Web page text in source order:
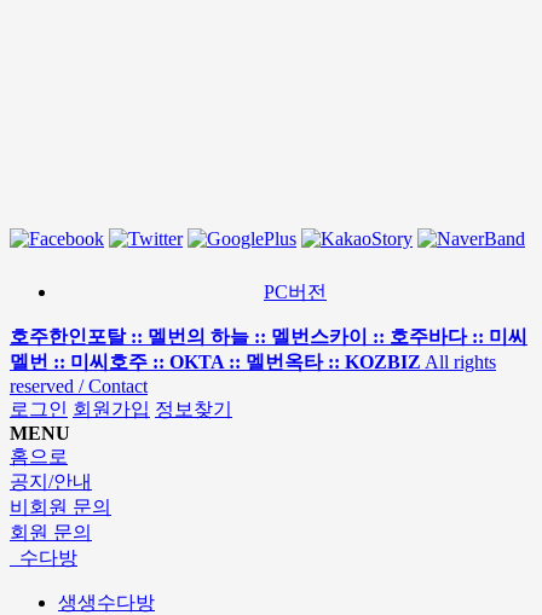
PC버전
호주한인포탈 :: 멜번의 하늘 :: 멜번스카이 :: 호주바다 :: 미씨
멜번 :: 미씨호주 :: OKTA :: 멜번옥타 :: KOZBIZ All rights
reserved / Contact
로그인 회원가입 정보찾기
MENU
홈으로
공지/안내
비회원 문의
회원 문의
수다방
생생수다방